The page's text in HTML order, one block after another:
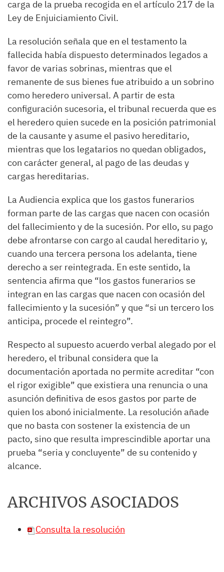
carga de la prueba recogida en el artículo 217 de la
Ley de Enjuiciamiento Civil.
La resolución señala que en el testamento la
fallecida había dispuesto determinados legados a
favor de varias sobrinas, mientras que el
remanente de sus bienes fue atribuido a un sobrino
como heredero universal. A partir de esta
configuración sucesoria, el tribunal recuerda que es
el heredero quien sucede en la posición patrimonial
de la causante y asume el pasivo hereditario,
mientras que los legatarios no quedan obligados,
con carácter general, al pago de las deudas y
cargas hereditarias.
La Audiencia explica que los gastos funerarios
forman parte de las cargas que nacen con ocasión
del fallecimiento y de la sucesión. Por ello, su pago
debe afrontarse con cargo al caudal hereditario y,
cuando una tercera persona los adelanta, tiene
derecho a ser reintegrada. En este sentido, la
sentencia afirma que “los gastos funerarios se
integran en las cargas que nacen con ocasión del
fallecimiento y la sucesión” y que “si un tercero los
anticipa, procede el reintegro”.
Respecto al supuesto acuerdo verbal alegado por el
heredero, el tribunal considera que la
documentación aportada no permite acreditar “con
el rigor exigible” que existiera una renuncia o una
asunción definitiva de esos gastos por parte de
quien los abonó inicialmente. La resolución añade
que no basta con sostener la existencia de un
pacto, sino que resulta imprescindible aportar una
prueba “seria y concluyente” de su contenido y
alcance.
ARCHIVOS ASOCIADOS
Consulta la resolución